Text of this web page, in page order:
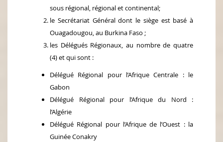
sous régional, régional et continental;
le Secrétariat Général dont le siège est basé à
Ouagadougou, au Burkina Faso ;
les Délégués Régionaux, au nombre de quatre
(4) et qui sont :
Délégué Régional pour l’Afrique Centrale : le
Gabon
Délégué Régional pour l’Afrique du Nord :
l’Algérie
Délégué Régional pour l’Afrique de l’Ouest : la
Guinée Conakry